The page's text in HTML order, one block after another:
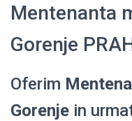
Mentenanta
Gorenje
Oferim
Gorenje in